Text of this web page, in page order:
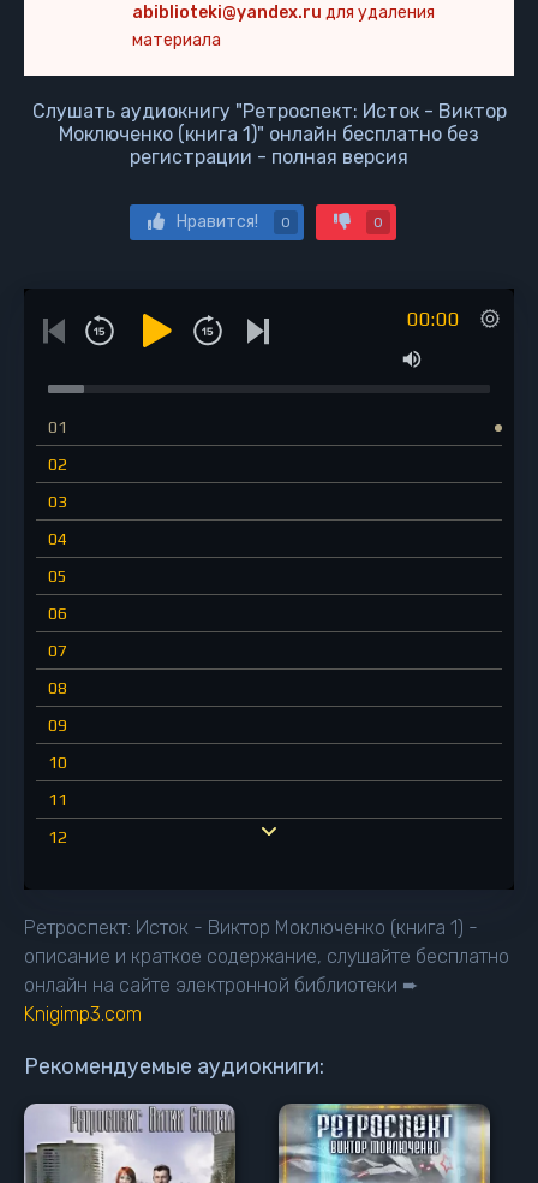
abiblioteki@yandex.ru для удаления
материала
Слушать аудиокнигу "Ретроспект: Исток - Виктор
Моключенко (книга 1)" онлайн бесплатно без
регистрации - полная версия
Нравится! 0 0
00:00
01
02
03
04
05
06
07
08
09
10
11
12
15
16
17
18
21
Ретроспект: Исток - Виктор Моключенко (книга 1) -
описание и краткое содержание, слушайте бесплатно
онлайн на сайте электронной библиотеки ➨
Knigimp3.com
Рекомендуемые аудиокниги: